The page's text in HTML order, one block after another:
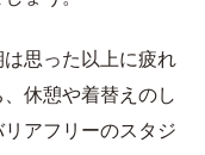
思った以上に疲れ
休憩や着替えのし
アフリーのスタジ